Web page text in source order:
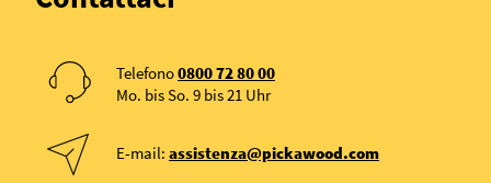
Telefono0800 72 80 00
Mo. bis So. 9 bis 21 Uhr
E-mail: assistenza@pickawood.com